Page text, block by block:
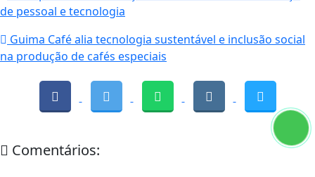
de pessoal e tecnologia
Guima Café alia tecnologia sustentável e inclusão social
na produção de cafés especiais
Comentários: